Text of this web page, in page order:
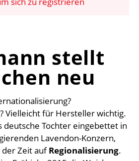
KONTAKT
stellt
neu
Vielleicht für Hersteller wichtig.
deutsche Tochter eingebettet in
Lavendon-Konzern,
der Zeit aufRegionalisierung.